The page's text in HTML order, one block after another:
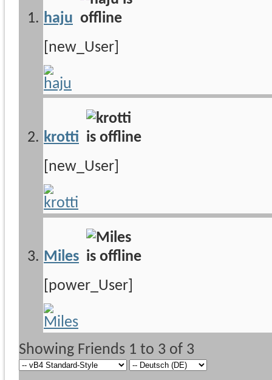
haju
[new_User]
krotti
[new_User]
Miles
[power_User]
Showing Friends 1 to 3 of 3